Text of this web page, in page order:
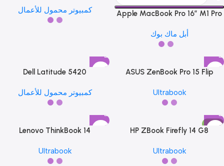
Gigabyte
HP
Apple MacBook Pro 16″ M1 Pro
أبل ماك بوك
كمبيوتر محمول للأعمال
ASUS ZenBook Pro 15 Flip
Ultrabook
Dell Latitude 5420
كمبيوتر محمول للأعمال
-15%
HP ZBook Firefly 14 G8
Ultrabook
Lenovo ThinkBook 14
Ultrabook